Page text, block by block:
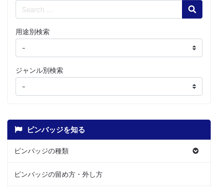
Search
用途別検索
ジャンル別検索
ピンバッジを知る
ピンバッジの種類
ピンバッジの留め方・外し方